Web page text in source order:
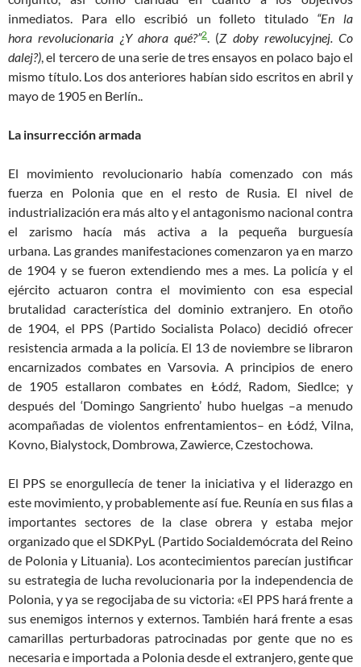
inmediatos. Para ello escribió un folleto titulado “En la
horarevolucionaria ¿Y ahora qué?”2. (Z doby rewolucyjnej. Co
dalej?),el tercero de una serie de tres ensayos en polaco bajo el
mismo título. Los dos anteriores habían sido escritos en abril y
mayo de 1905 en Berlín..
La insurrección armada
El movimiento revolucionario había comenzado con más
fuerza en Polonia que en el resto de Rusia. El nivel de
industrialización era más alto y el antagonismo nacional contra
el zarismo hacía más activa a la pequeña burguesía
urbana. Lasgrandes manifestacionescomenzaron ya en marzo
de 1904 y se fueron extendiendo mes a mes. La policía y el
ejércitoactuaron contra el movimiento con esa especial
brutalidad característica del dominio extranjero. En otoño
de 1904, el PPS (Partido Socialista Polaco) decidió ofrecer
resistencia armada a la policía. El 13de noviembre se libraron
encarnizados combates en Varsovia. A principios de enero
de 1905estallaron combates en Łódź, Radom, Siedlce; y
después del ‘Domingo Sangriento’ hubo huelgas –a menudo
acompañadas de violentos enfrentamientos–enŁódź, Vilna,
Kovno, Bialystock, Dombrowa, Zawierce, Czestochowa.
El PPS se enorgullecía de tener la iniciativa y el liderazgo en
este movimiento, y probablemente así fue. Reunía en sus filas a
importantes sectores de la clase obrera y estaba mejor
organizado que el SDKPyL (Partido Socialdemócrata del Reino
de Polonia y Lituania). Los acontecimientos parecían justificar
su estrategia de lucha revolucionaria por la independencia de
Polonia, y ya se regocijaba de su victoria: «El PPS hará frente a
sus enemigos internos y externos. También hará frente a esas
camarillas perturbadoras patrocinadas por gente que no es
necesaria e importada a Polonia desde el extranjero, gente que